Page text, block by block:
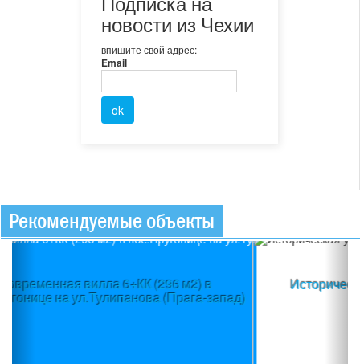
новости из Чехии
впишите свой адрес:
Email
Рекомендуемые объекты
Историческая усадьба (1 114 м2) в пос.Глубока над
Влтавой (Южная Чехия)
Previous